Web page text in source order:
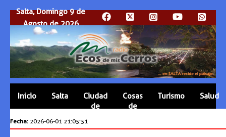
Salta, Domingo 9 de
Agosto de 2026
Inicio Salta
Ciudad
de
Cosas
de
Turismo Salud
Fecha: 2026-06-01 21:05:51